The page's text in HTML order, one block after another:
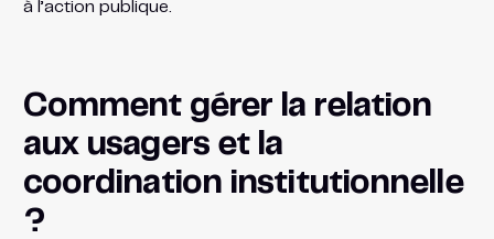
à l’action publique.
Comment gérer la relation
aux usagers et la
coordination institutionnelle
?